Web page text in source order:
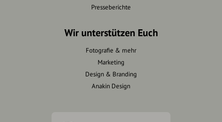
Presseberichte
Wir unterstützen Euch
Fotografie & mehr
Marketing
Design & Branding
Anakin Design